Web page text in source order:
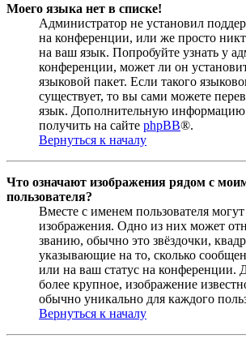
Моего языка нет в списке!
Администратор не установил
на конференции, или же просто
на ваш язык. Попробуйте узнать у
конференции, может ли он
языковой пакет. Если такого
существует, то вы сами можете
язык. Дополнительную
получить на сайте phpBB®.
Вернуться к началу
Что означают изображения рядом с
пользователя?
Вместе с именем пользователя
изображения. Одно из них может
званию, обычно это звёздочки,
указывающие на то, сколько
или на ваш статус на конференции.
более крупное, изображение
обычно уникально для каждого
Вернуться к началу